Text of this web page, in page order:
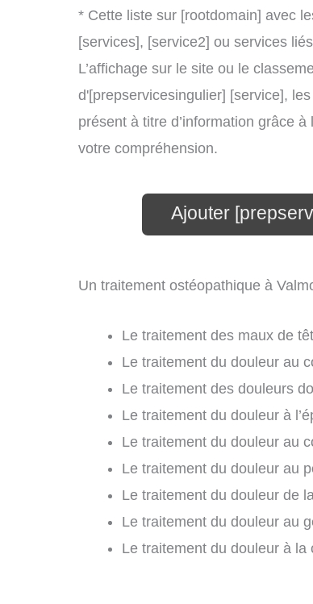
* Cette liste sur [rootdomain] avec
[services], [service2] ou services
L’affichage sur le site ou le
d'[prepservicesingulier] [service],
présent à titre d’information grâce
votre compréhension.
Ajouter
Un traitement ostéopathique à
Le traitement des maux de
Le traitement du douleur au
Le traitement des douleurs
Le traitement du douleur à
Le traitement du douleur au
Le traitement du douleur au
Le traitement du douleur de
Le traitement du douleur au
Le traitement du douleur à la